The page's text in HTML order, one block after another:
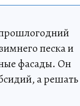
песка и
фасады. Он
а решать